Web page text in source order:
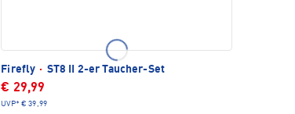
Firefly · ST8 II 2-er Taucher-Set
€ 29,99
UVP* € 39,99